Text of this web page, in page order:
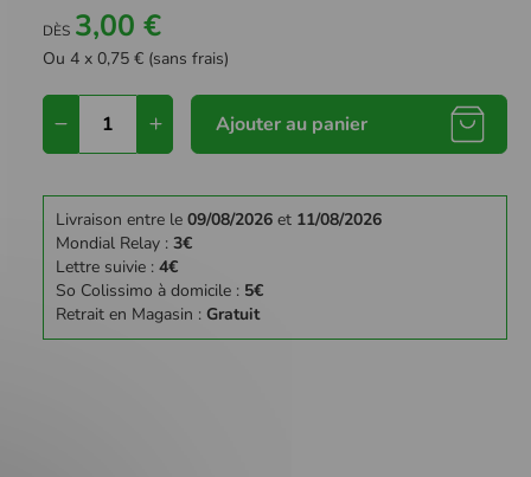
DÈS 3,00 €
Ou 4 x 0,75 € (sans frais)
Ajouter au panier
Livraison entre le 09/08/2026 et 11/08/2026
Mondial Relay : 3€
Lettre suivie : 4€
So Colissimo à domicile : 5€
Retrait en Magasin : Gratuit